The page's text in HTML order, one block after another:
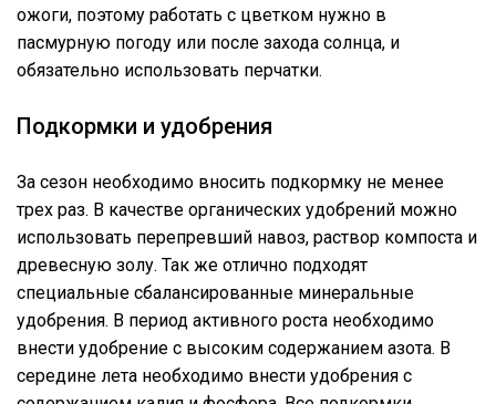
ожоги, поэтому работать с цветком нужно в
пасмурную погоду или после захода солнца, и
обязательно использовать перчатки.
Подкормки и удобрения
За сезон необходимо вносить подкормку не менее
трех раз. В качестве органических удобрений можно
использовать перепревший навоз, раствор компоста и
древесную золу. Так же отлично подходят
специальные сбалансированные минеральные
удобрения. В период активного роста необходимо
внести удобрение с высоким содержанием азота. В
середине лета необходимо внести удобрения с